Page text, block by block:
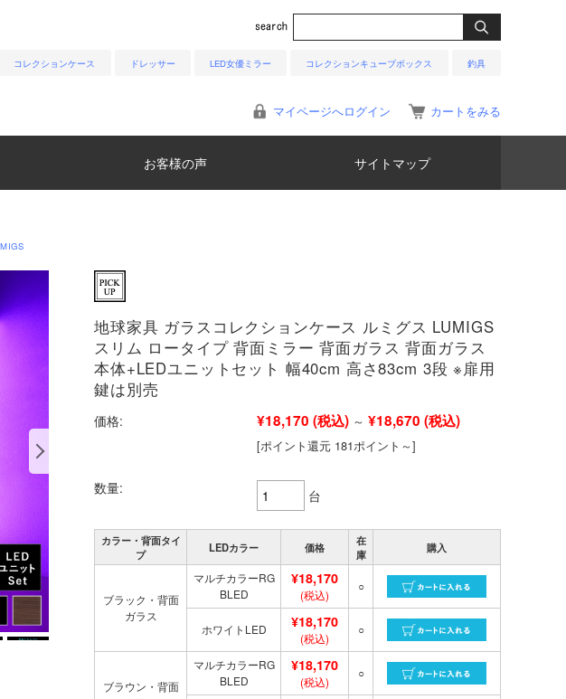
コレクションケース ドレッサー LED女優ミラー コレクションキューブボックス 釣具
マイページへログイン カートをみる
お客様の声 サイトマップ
地球家具 ガラスコレクションケース ルミグス LUMIGS
スリム ロータイプ 背面ミラー 背面ガラス 背面ガラス
本体+LEDユニットセット 幅40cm 高さ83cm 3段 ※扉用
鍵は別売
価格: ¥18,170 (税込) ～ ¥18,670 (税込)
[ポイント還元 181ポイント～]
数量: 台
カラー・背面タイ
プ
LEDカラー 価格
在
庫
購入
ブラック・背面
ガラス
マルチカラーRG
BLED
¥18,170
(税込)
○
ホワイトLED ¥18,170
(税込)
○
ブラウン・背面
マルチカラーRG
BLED
¥18,170
(税込)
○